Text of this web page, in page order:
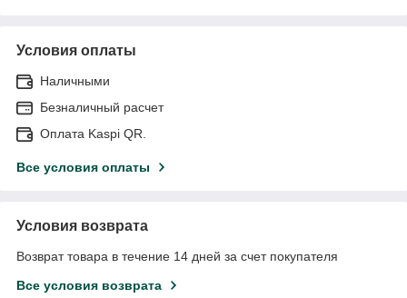
Условия оплаты
Наличными
Безналичный расчет
Оплата Kaspi QR.
Все условия оплаты
Условия возврата
Возврат товара в течение 14 дней за счет покупателя
Все условия возврата